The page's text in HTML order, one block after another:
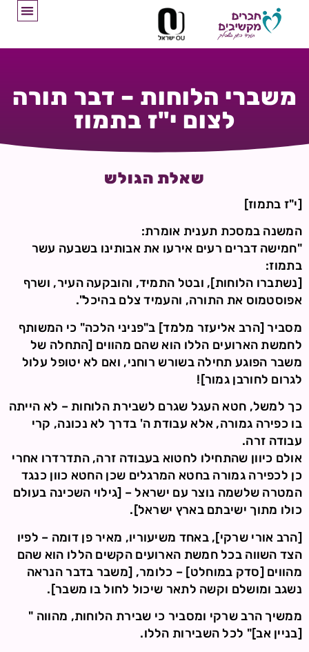
משברי הלוחות – דבר תורה
לצום י"ז בתמוז
שאלת הגולש
[י"ז בתמוז]
המשנה במסכת תענית אומרת:
"חמישה דברים רעים אירעו את אבותינו בשבעה עשר
בתמוז:
[נשתברו הלוחות], ובטל התמיד, והובקעה העיר, ושרף
אפוסטמוס את התורה, והעמיד צלם בהיכל".
מסביר [הרב אליעזר מלמד] ב"פניני הלכה" כי המשותף
לחמשת הארועים הללו הוא שהם מהווים [התחלה של
משבר הפוגע תחילה בשורש רוחני, ואם לא יטופל עלול
לגרום לחורבן גמור]!
כך למשל, חטא העגל שגרם לשבירת הלוחות – לא הייתה
בו כפירה גמורה, אלא עבודת ה' בדרך לא נכונה, קרי
עבודה זרה.
אולם כיוון שהתחילו לחטוא בעבודה זרה, התדרדרו אחרי
כן לכפירה גמורה בחטא המרגלים שכן החטא כוון כנגד
המטרה שלשמה נוצר עם ישראל – [גילוי השכינה בעולם
כולו מתוך ישיבתם בארץ ישראל].
[הרב אורי שרקי], באחד משיעוריו, מאיר פן דומה – לפיו
הצד השווה בכל חמשת הארועים הקשים הללו הוא שהם
מהווים [סדק במוחלט] – כלומר, [משבר בדבר הנראה
נשגב ומושלם וקשה לתאר שיכול לחול בו משבר].
ממשיך הרב שרקי ומסביר כי שבירת הלוחות, מהווה "
[בניין אב]" לכל השבירות הללו.